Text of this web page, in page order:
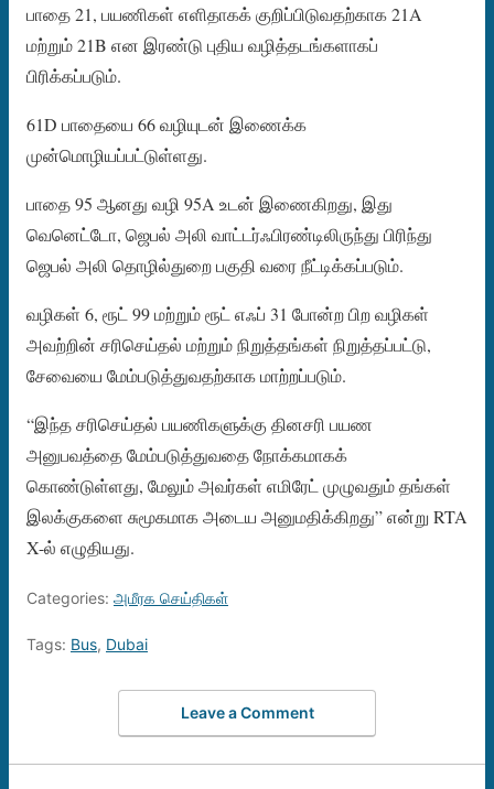
பாதை 21, பயணிகள் எளிதாகக் குறிப்பிடுவதற்காக 21A
மற்றும் 21B என இரண்டு புதிய வழித்தடங்களாகப்
பிரிக்கப்படும்.
61D பாதையை 66 வழியுடன் இணைக்க
முன்மொழியப்பட்டுள்ளது.
பாதை 95 ஆனது வழி 95A உடன் இணைகிறது, இது
வெனெட்டோ, ஜெபல் அலி வாட்டர்ஃபிரண்டிலிருந்து பிரிந்து
ஜெபல் அலி தொழில்துறை பகுதி வரை நீட்டிக்கப்படும்.
வழிகள் 6, ரூட் 99 மற்றும் ரூட் எஃப் 31 போன்ற பிற வழிகள்
அவற்றின் சரிசெய்தல் மற்றும் நிறுத்தங்கள் நிறுத்தப்பட்டு,
சேவையை மேம்படுத்துவதற்காக மாற்றப்படும்.
“இந்த சரிசெய்தல் பயணிகளுக்கு தினசரி பயண
அனுபவத்தை மேம்படுத்துவதை நோக்கமாகக்
கொண்டுள்ளது, மேலும் அவர்கள் எமிரேட் முழுவதும் தங்கள்
இலக்குகளை சுமூகமாக அடைய அனுமதிக்கிறது” என்று RTA
X-ல் எழுதியது.
Categories: அமீரக செய்திகள்
Tags: Bus, Dubai
Leave a Comment